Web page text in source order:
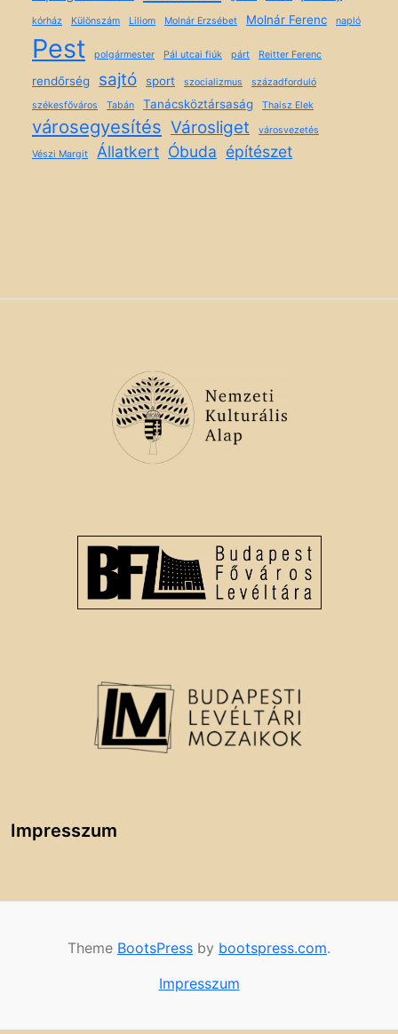
kórház Különszám Liliom Molnár Erzsébet Molnár Ferenc napló
Pest polgármester Pál utcai fiúk párt Reitter Ferenc
rendőrség sajtó sport szocializmus
századforduló
székesfőváros
Tabán Tanácsköztársaság Thaisz Elek
városegyesítés Városliget városvezetés
Vészi Margit Állatkert Óbuda építészet
Impresszum
Theme BootsPress by bootspress.com.
Impresszum